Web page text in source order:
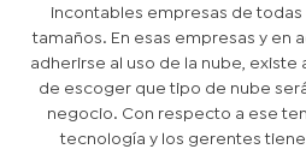
incontables empresas de todas
tamaños. En esas empresas y en
adherirse al uso de la nube, existe
de escoger que tipo de nube
negocio. Con respecto a ese
tecnología y los gerentes